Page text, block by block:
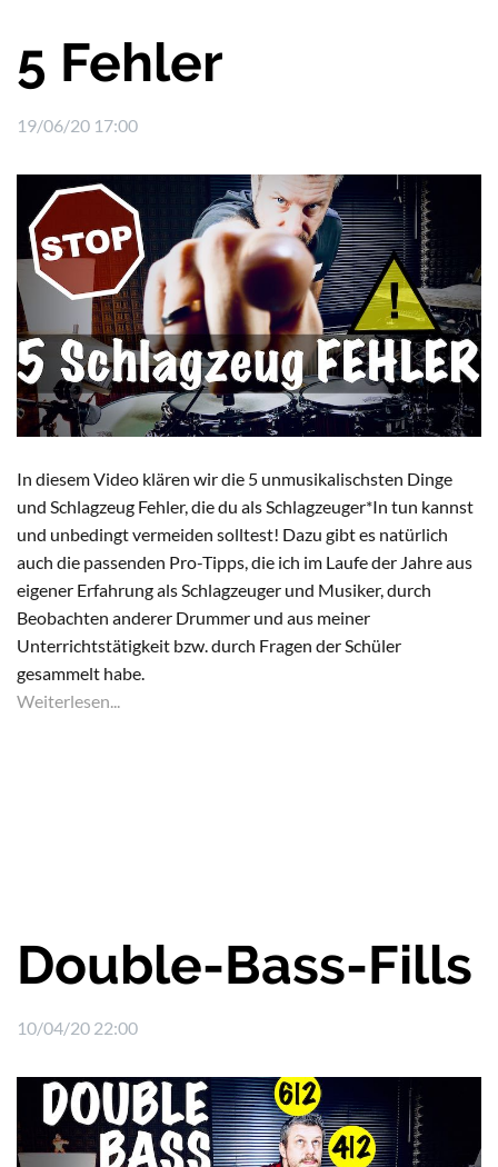
5 Fehler
19/06/20 17:00
In diesem Video klären wir die 5 unmusikalischsten Dinge
und Schlagzeug Fehler, die du als Schlagzeuger*In tun kannst
und unbedingt vermeiden solltest! Dazu gibt es natürlich
auch die passenden Pro-Tipps, die ich im Laufe der Jahre aus
eigener Erfahrung als Schlagzeuger und Musiker, durch
Beobachten anderer Drummer und aus meiner
Unterrichtstätigkeit bzw. durch Fragen der Schüler
gesammelt habe.
Weiterlesen...
Double-Bass-Fills
10/04/20 22:00